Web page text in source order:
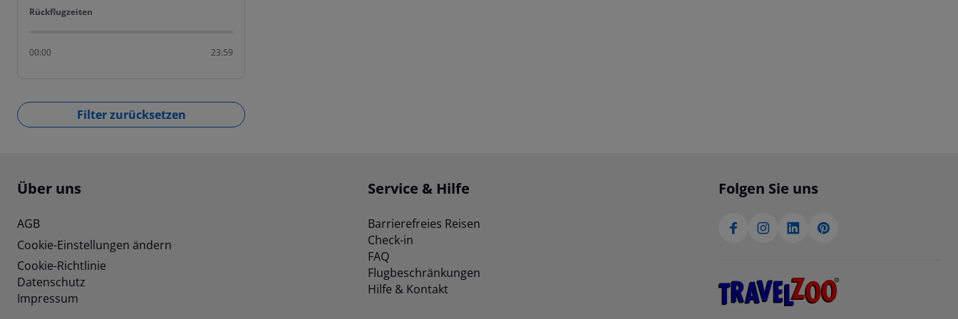
Rückflugzeiten
Rückflugzeiten
00:00 23:59
Filter zurücksetzen
Footer navigation
Über uns
AGB
Cookie-Einstellungen ändern
Cookie-Richtlinie
Datenschutz
Impressum
Service & Hilfe
Barrierefreies Reisen
Check-in
FAQ
Flugbeschränkungen
Hilfe & Kontakt
Folgen Sie uns